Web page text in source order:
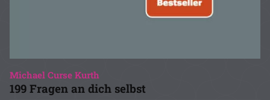
Michael Curse Kurth
199 Fragen an dich selbst